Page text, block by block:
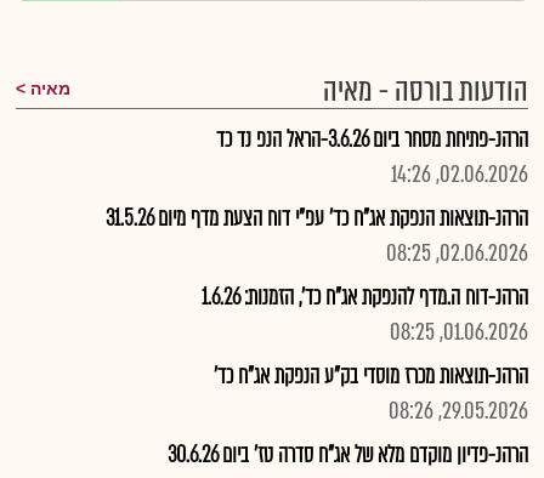
הודעות בורסה - מאיה מאיה
הרהנ-פתיחת מסחר ביום 3.6.26-הראל הנפ נד כד
02.06.2026, 14:26
הרהנ-תוצאות הנפקת אג"ח כד' עפ"י דוח הצעת מדף מיום 31.5.26
02.06.2026, 08:25
הרהנ-דוח ה.מדף להנפקת אג"ח כד', הזמנות: 1.6.26
01.06.2026, 08:25
הרהנ-תוצאות מכרז מוסדי בק"ע הנפקת אג"ח כד'
29.05.2026, 08:26
הרהנ-פדיון מוקדם מלא של אג"ח סדרה טז' ביום 30.6.26